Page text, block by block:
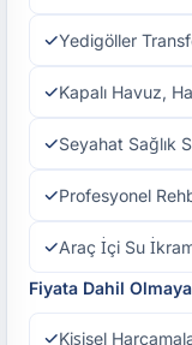
Yedigöller
Kapalı Havuz,
Seyahat Sağlık
Profesyonel
Araç İçi Su
Fiyata Dahil
Kişisel